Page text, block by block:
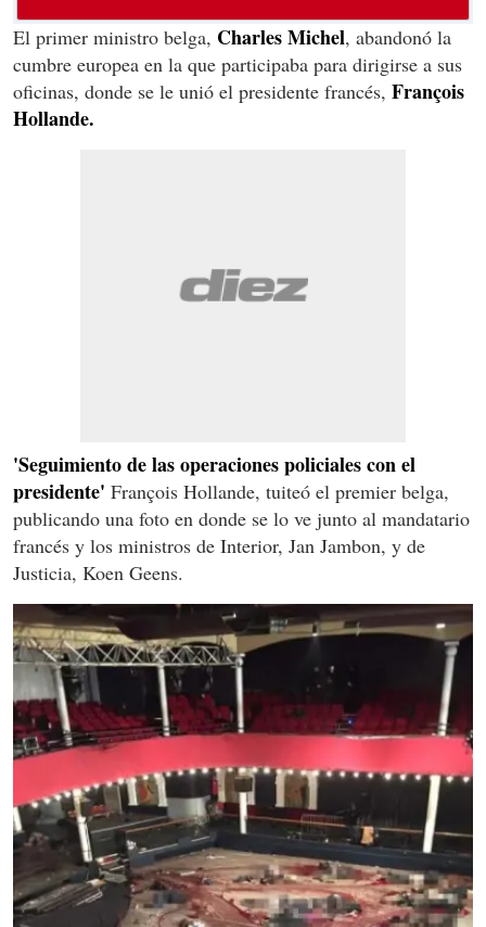
El primer ministro belga, Charles Michel, abandonó la
cumbre europea en la que participaba para dirigirse a sus
oficinas, donde se le unió el presidente francés, François
Hollande.
'Seguimiento de las operaciones policiales con el
presidente' François Hollande, tuiteó el premier belga,
publicando una foto en donde se lo ve junto al mandatario
francés y los ministros de Interior, Jan Jambon, y de
Justicia, Koen Geens.